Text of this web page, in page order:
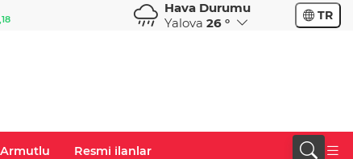
%0,38
CHF
59,0083
Hava Durumu
Yalova 26 ° TR
Armutlu Resmi ilanlar